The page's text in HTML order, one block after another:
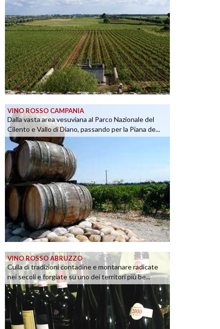
VINO ROSSO CAMPANIA
Dalla vasta area vesuviana al Parco Nazionale del
Cilento e Vallo di Diano, passando per la Piana de...
VINO ROSSO ABRUZZO
Culla di tradizioni contadine e montanare radicate
nei secoli e forgiate su uno dei territori più be...